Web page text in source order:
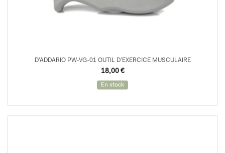
D’ADDARIO PW-VG-01 OUTIL D’EXERCICE MUSCULAIRE
18,00 €
En stock